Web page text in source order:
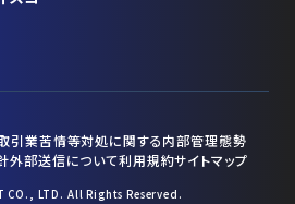
引業苦情等対処に関する内部管理態勢
外部送信について利用規約サイトマップ
CO., LTD. All Rights Reserved.